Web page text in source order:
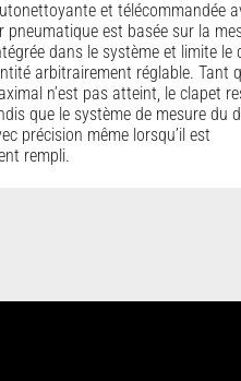
et télécommandée
pneumatique est basée sur la
dans le système et limite le
arbitrairement réglable. Tant
n’est pas atteint, le clapet
que le système de mesure du
précision même lorsqu’il est
rempli.